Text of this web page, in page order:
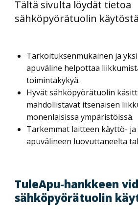
Tältä sivulta löydät tietoa
sähköpyörätuolin
Tarkoituksenmukainen ja
apuväline helpottaa
toimintakykyä.
Hyvät sähköpyörätuolin
mahdollistavat itsenäisen
monenlaisissa ympäristöissä.
Tarkemmat laitteen käyttö-
apuvälineen luovuttaneelta
TuleApu-hankkeen
sähköpyörätuolin